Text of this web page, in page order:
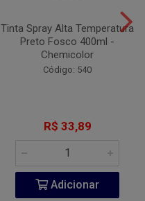
Tinta Spray Alta Temperatura
Preto Fosco 400ml -
Chemicolor
Código: 540
R$ 33,89
Adicionar